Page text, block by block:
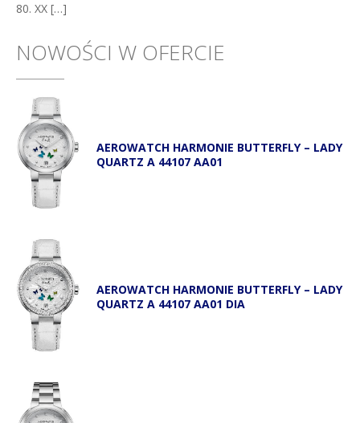
80. XX […]
NOWOŚCI W OFERCIE
AEROWATCH HARMONIE BUTTERFLY – LADY
QUARTZ A 44107 AA01
AEROWATCH HARMONIE BUTTERFLY – LADY
QUARTZ A 44107 AA01 DIA